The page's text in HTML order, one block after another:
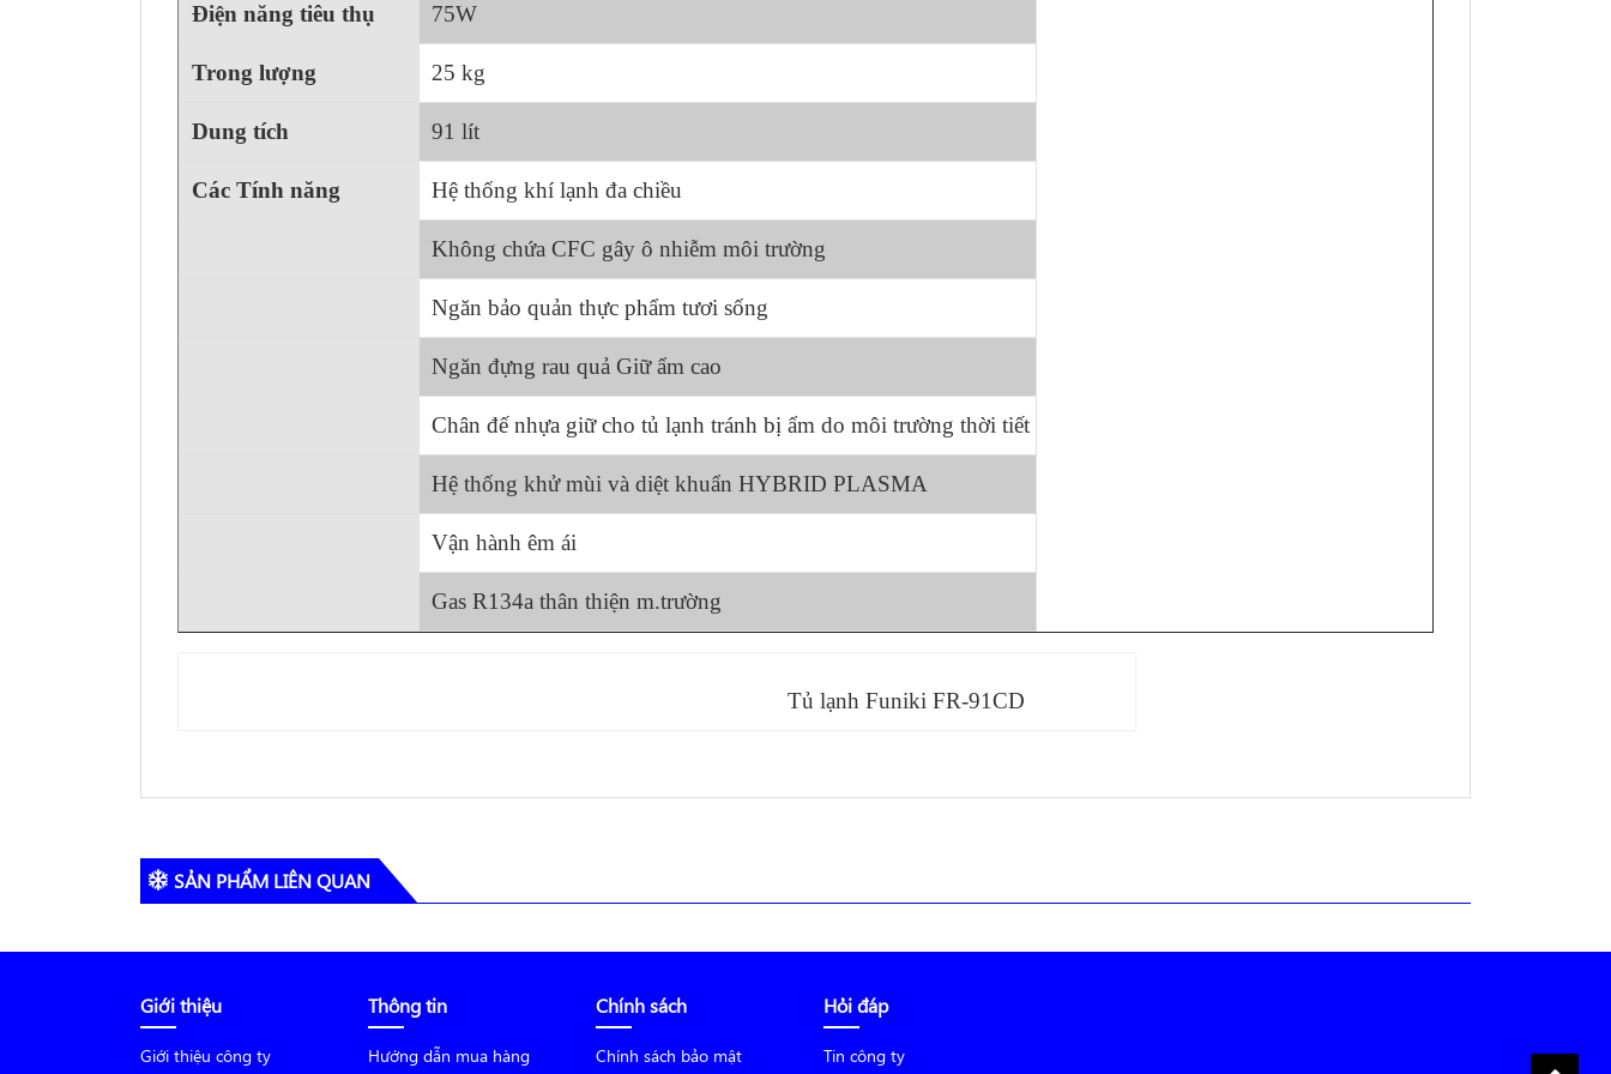
Điện năng tiêu thụ 75W
Trong lượng 25 kg
Dung tích 91 lít
Các Tính năng Hệ thống khí lạnh đa chiều
Không chứa CFC gây ô nhiễm môi trường
Ngăn bảo quản thực phẩm tươi sống
Ngăn đựng rau quả Giữ ẩm cao
Chân đế nhựa giữ cho tủ lạnh tránh bị ẩm do môi trường thời tiết
Hệ thống khử mùi và diệt khuẩn HYBRID PLASMA
Vận hành êm ái
Gas R134a thân thiện m.trường
Tủ lạnh Funiki FR-91CD
SẢN PHẨM LIÊN QUAN
Giới thiệu
Giới thiệu công ty
Thông tin
Hướng dẫn mua hàng
Chính sách
Chính sách bảo mật
Hỏi đáp
Tin công ty